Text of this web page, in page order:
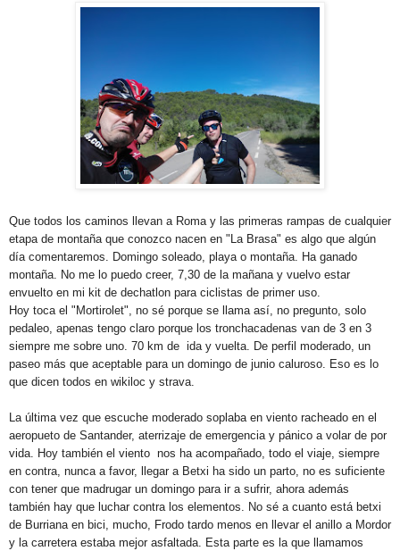
Que todos los caminos llevan a Roma y las primeras rampas de cualquier
etapa de montaña que conozco nacen en "La Brasa" es algo que algún
día comentaremos. Domingo soleado, playa o montaña. Ha ganado
montaña. No me lo puedo creer, 7,30 de la mañana y vuelvo estar
envuelto en mi kit de dechatlon para ciclistas de primer uso.
Hoy toca el "Mortirolet", no sé porque se llama así, no pregunto, solo
pedaleo, apenas tengo claro porque los tronchacadenas van de 3 en 3
siempre me sobre uno. 70 km de ida y vuelta. De perfil moderado, un
paseo más que aceptable para un domingo de junio caluroso. Eso es lo
que dicen todos en wikiloc y strava.
La última vez que escuche moderado soplaba en viento racheado en el
aeropueto de Santander, aterrizaje de emergencia y pánico a volar de por
vida. Hoy también el viento nos ha acompañado, todo el viaje, siempre
en contra, nunca a favor, llegar a Betxi ha sido un parto, no es suficiente
con tener que madrugar un domingo para ir a sufrir, ahora además
también hay que luchar contra los elementos. No sé a cuanto está betxi
de Burriana en bici, mucho, Frodo tardo menos en llevar el anillo a Mordor
y la carretera estaba mejor asfaltada. Esta parte es la que llamamos